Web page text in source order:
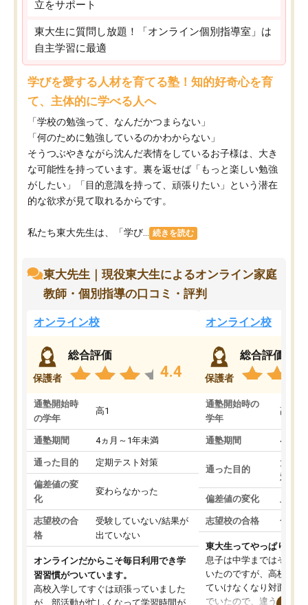
立をサポート
東大生に質問し放題！「オンライン個別指導室」は
自主学習に最適
学びを愛する人材を育てる塾！知的好奇心を育
て、主体的に学べる人へ
「学校の勉強って、なんだかつまらない」
「何のために勉強しているのかわからない」
そうつぶやきながら沈んだ表情をしているお子様は、大き
な可能性を持っています。裏を返せば「もっと楽しい勉強
がしたい」「目的意識を持って、頑張りたい」という潜在
的な欲求が見て取れるからです。
私たち東大先生は、「学び... 続きを読む
東大先生｜現役東大生によるオンライン家庭
教師・個別指導の口コミ・評判
オンライン校
保護者
総合評価
4.4
通塾開始時
の学年
高1
通塾期間 4ヵ月～1年未満
通った目的 定期テスト対策
偏差値の変
化
変わらなかった
志望校の合
格
受験していない/結果が
出ていない
オンラインだからこそ毎日利用でき学
習習慣がついています。
高校入学してすぐは頑張っていました
が、部活動が忙しくなって学習時間が
オンライン校
保護者
総合評価
通塾開始時の
学年
高3
通塾期間 4ヵ月
通った目的
大学
対策
偏差値の変化 上が
志望校の合格 合格
東大生ってやっぱりすご
息子は中学まではそこそ
いたのですが、高校に入
ていけなくなり対面の塾
でいたので、違うアプロ